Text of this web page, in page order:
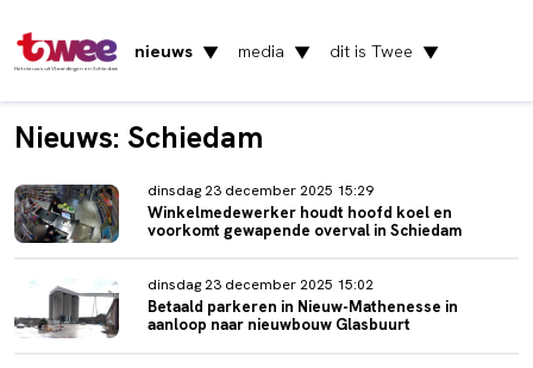
Het nieuws uit Vlaardingen en Schiedam
nieuws ▼ media ▼ dit is Twee ▼
Nieuws: Schiedam
dinsdag 23 december 2025 15:29
Winkelmedewerker houdt hoofd koel en
voorkomt gewapende overval in Schiedam
dinsdag 23 december 2025 15:02
Betaald parkeren in Nieuw-Mathenesse in
aanloop naar nieuwbouw Glasbuurt